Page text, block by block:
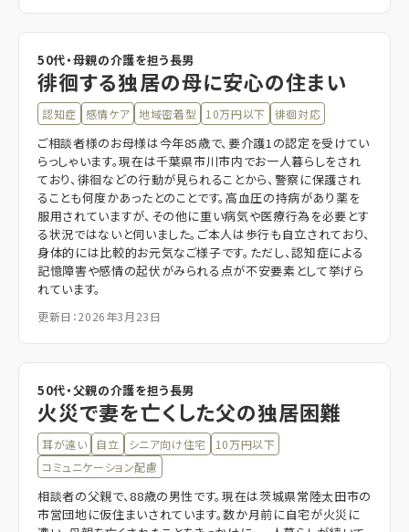
50代・母親の介護を担う長男
徘徊する独居の母に安心の住まい
認知症 感情ケア 地域密着型 10万円以下 徘徊対応
ご相談者様のお母様は今年85歳で、要介護1の認定を受けてい
らっしゃいます。現在は千葉県市川市内でお一人暮らしをされ
ており、徘徊などの行動が見られることから、警察に保護され
ることも何度かあったとのことです。高血圧の持病があり薬を
服用されていますが、その他に重い病気や医療行為を必要とす
る状況ではないと伺いました。ご本人は歩行も自立されており、
身体的には比較的お元気なご様子です。ただし、認知症による
記憶障害や感情の起伏がみられる点が不安要素として挙げら
れています。
更新日：2026年3月23日
50代・父親の介護を担う長男
火災で妻を亡くした父の独居困難
耳が遠い 自立 シニア向け住宅
10万円以下
コミュニケーション配慮
相談者の父親で、88歳の男性です。現在は茨城県常陸太田市の
市営団地に仮住まいされています。数か月前に自宅が火災に